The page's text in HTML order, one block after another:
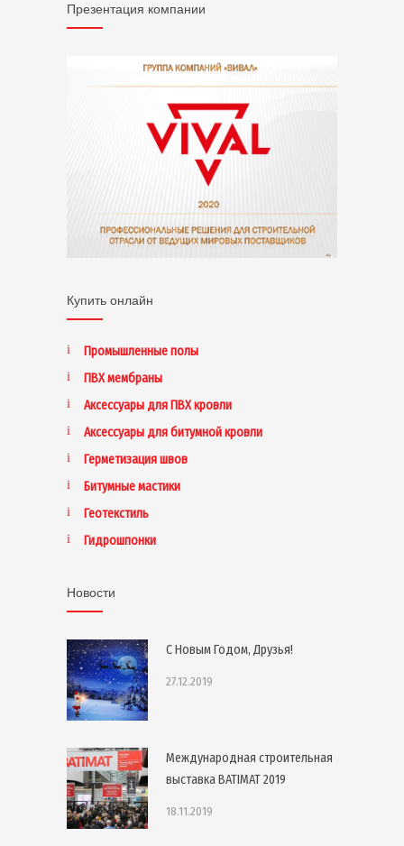
Презентация компании
Купить онлайн
Промышленные полы
ПВХ мембраны
Аксессуары для ПВХ кровли
Аксессуары для битумной кровли
Герметизация швов
Битумные мастики
Геотекстиль
Гидрошпонки
Новости
С Новым Годом, Друзья!
27.12.2019
Международная строительная
выставка BATIMAT 2019
18.11.2019